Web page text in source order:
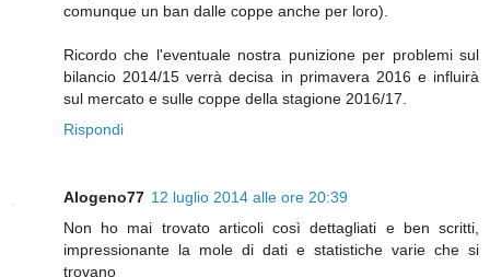
comunque un ban dalle coppe anche per loro).
Ricordo che l'eventuale nostra punizione per problemi sul
bilancio 2014/15 verrà decisa in primavera 2016 e influirà
sul mercato e sulle coppe della stagione 2016/17.
Rispondi
Alogeno77 12 luglio 2014 alle ore 20:39
Non ho mai trovato articoli così dettagliati e ben scritti,
impressionante la mole di dati e statistiche varie che si
trovano